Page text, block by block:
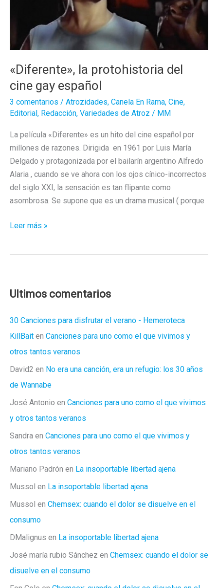
«Diferente», la protohistoria del
cine gay español
3 comentarios / Atrozidades, Canela En Rama, Cine,
Editorial , Redacción, Variedades de Atroz / MM
La película «Diferente» es un hito del cine español por
millones de razones. Dirigida en 1961 por Luis María
Delgado y protagonizada por el bailarín argentino Alfredo
Alaria , cuando se ve ahora con los ojos cínico-incorrectos
del siglo XXI, la sensación es tan flipante como
asombrosa. Se supone que es un drama musical ( porque
«Diferente»,
gay
Leer más »
Ultimos comentarios
30 Canciones para disfrutar el verano - Hemeroteca
KillBait en Canciones para uno como el que vivimos y
otros tantos veranos
David2 en No era una canción, era un refugio: los 30 años
de Wannabe
José Antonio en Canciones para uno como el que vivimos
y otros tantos veranos
Sandra en Canciones para uno como el que vivimos y
otros tantos veranos
Mariano Padrón en La insoportable libertad ajena
Mussol en La insoportable libertad ajena
Mussol en Chemsex: cuando el dolor se disuelve en el
consumo
DMalignus en La insoportable libertad ajena
José maría rubio Sánchez en Chemsex: cuando el dolor se
disuelve en el consumo